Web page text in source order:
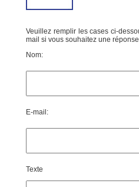
Veuillez remplir les cases ci-
mail si vous souhaitez une
Nom:
E-mail:
Texte